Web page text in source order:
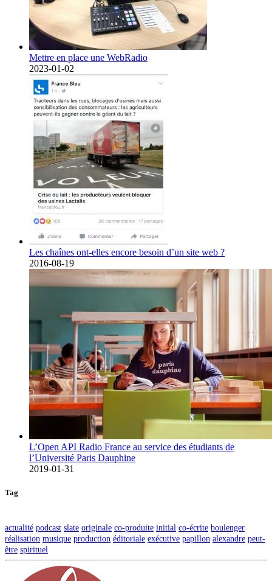
Mettre en place une WebRadio
2023-01-02
Les chaînes ont-elles encore besoin d’un site web ?
2016-08-19
L’Open API Radio France au service des étudiants de
l’Université Paris Dauphine
2019-01-31
Tag
actualité podcast slate originale co-produite initial co-écrite boulenger
réalisation musique production éditoriale exécutive papillon alexandre peut-
être spirituel